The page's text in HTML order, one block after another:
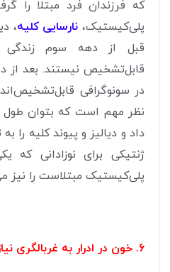
که فرزندان فرد مبتلا را
پلی‌کیستیک، نارسایی کلیه،
قبل از دهه سوم
قابل‌تشخیص نیستند. بعد
در سونوگرافی
نظر مهم است که بتوان طول
داد و دیالیز و پیوند کلیه را
ژنتیکی برای نوزادانی که
پلی‌کیستیک مبتلاست را نیز
6. خون در ادرار به غربالگری نیاز دارد